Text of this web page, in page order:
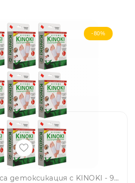
-80%
ТРИ 15-дневни курса детоксикация с KINOKI - 90 пластира. Здраве от Изтока, подходящ за всяка възраст. 9 кутии + 3 кутии ПОДАРЪК